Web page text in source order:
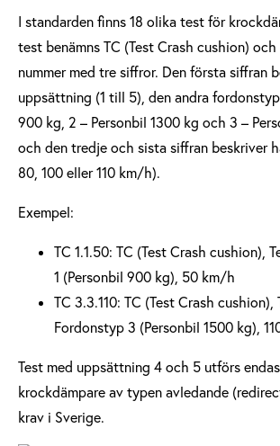
I standarden finns 18 olika test för
test benämns TC (Test Crash cushion)
nummer med tre siffror. Den första siffran
uppsättning (1 till 5), den andra fordonstyp
900 kg, 2 – Personbil 1300 kg och 3 –
och den tredje och sista siffran beskriver
80, 100 eller 110 km/h).
Exempel:
TC 1.1.50: TC (Test Crash cushion),
1 (Personbil 900 kg), 50 km/h
TC 3.3.110: TC (Test Crash cushion),
Fordonstyp 3 (Personbil 1500 kg),
Test med uppsättning 4 och 5 utförs
krockdämpare av typen avledande
krav i Sverige.